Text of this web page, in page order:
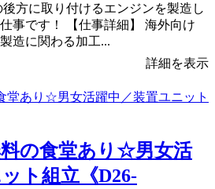
後方に取り付けるエンジンを製造し
事です！ 【仕事詳細】 海外向け
造に関わる加工...
詳細を表示
の食堂あり☆男女活
ト組立《D26-